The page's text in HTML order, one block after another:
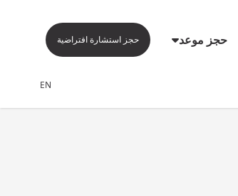
حجز موعد حجز استشارة افتراضية
EN